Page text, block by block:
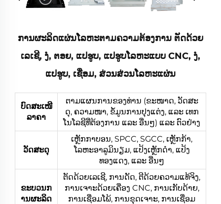
ການຜະລິດແຜ່ນໂລຫະຕາມຄວາມຕ້ອງການ ຕັດດ້ວຍ
ເລເຊີ, ງໍ, ຕອຍ, ແປຮູບ, ແປຮູບໂລຫະແບບ CNC, ງໍ,
ແປຮູບ, ເຊື່ອມ, ສ່ວນສ່ວນໂລຫະແຜ່ນ
ບົດສະເໜີ
ລາຄາ
ຕາມແຜນການຂອງທ່ານ (ຂະໜາດ, ວັດສະ
ດຸ, ຄວາມໜາ, ຂໍ້ມູນການປຸງແຕ່ງ, ແລະ ເທກ
ໂນໂລຊີທີ່ຕ້ອງການ ແລະ ອື່ນໆ) ແລະ ຕົວຢ່າງ
ວັດສະດຸ
ເຫຼັກກາບອນ, SPCC, SGCC, ເຫຼັກກ້າ,
ໂລຫະອາລູມິນຽມ, ແປ້ງເຫຼັກດຳ, ແປ້ງ
ທອງແດງ, ແລະ ອື່ນໆ
ຂະບວນກ
ານຜະລິດ
ຕັດດ້ວຍເລເຊີ, ການດັດ, ຕີດ້ວຍຄວາມແທ້ຈິງ,
ການເຈາະດ້ວຍເຄື່ອງ CNC, ການເກັບດ້າຍ,
ການເຊື່ອມໂພ້, ການຂຸດເຈາະ, ການເຊື່ອມ